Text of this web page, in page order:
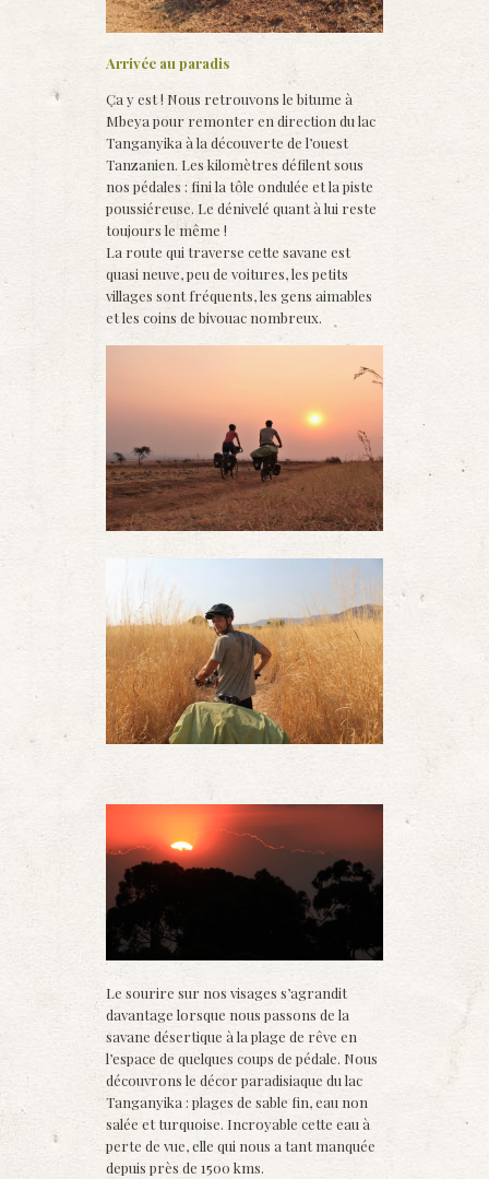
Arrivée au paradis
Ça y est ! Nous retrouvons le bitume à
Mbeya pour remonter en direction du lac
Tanganyika à la découverte de l’ouest
Tanzanien. Les kilomètres défilent sous
nos pédales : fini la tôle ondulée et la piste
poussiéreuse. Le dénivelé quant à lui reste
toujours le même !
La route qui traverse cette savane est
quasi neuve, peu de voitures, les petits
villages sont fréquents, les gens aimables
et les coins de bivouac nombreux.
Le sourire sur nos visages s’agrandit
davantage lorsque nous passons de la
savane désertique à la plage de rêve en
l’espace de quelques coups de pédale. Nous
découvrons le décor paradisiaque du lac
Tanganyika : plages de sable fin, eau non
salée et turquoise. Incroyable cette eau à
perte de vue, elle qui nous a tant manquée
depuis près de 1500 kms.